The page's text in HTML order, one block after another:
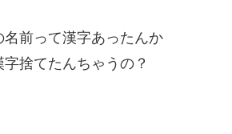
名前って漢字あったんか
捨てたんちゃうの？